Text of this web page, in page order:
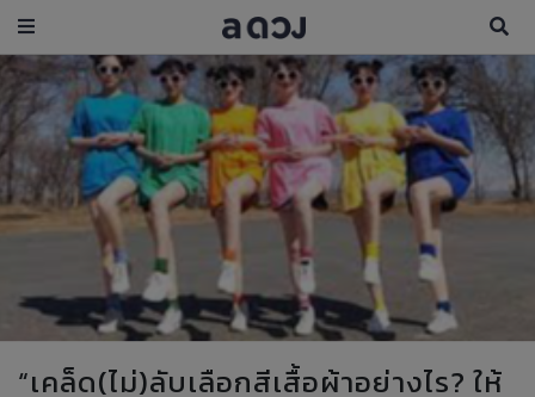
“เคล็ด(ไม่)ลับเลือกสีเสื้อผ้าอย่างไร? ให้